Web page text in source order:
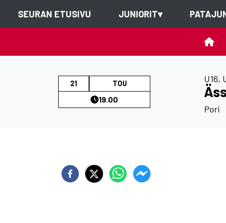
SEURAN ETUSIVU JUNIORIT▾
21 TOU
19.00
U16,
Pori